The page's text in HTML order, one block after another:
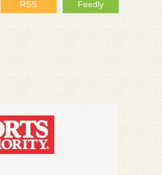
RSS Feedly